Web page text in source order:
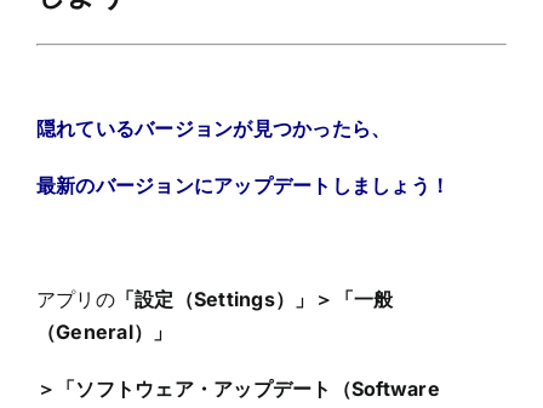
隠れているバージョンが見つかったら、
最新のバージョンにアップデートしましょう！
アプリの「設定（Settings）」＞「一般
（General）」
＞「ソフトウェア・アップデート（Software